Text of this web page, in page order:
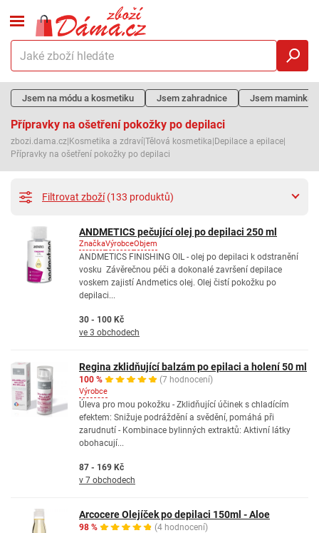
Jsem na módu a kosmetiku Jsem zahradnice Jsem maminka
Přípravky na ošetření pokožky po depilaci
zbozi.dama.cz Kosmetika a zdraví Tělová kosmetika Depilace a epilace
Přípravky na ošetření pokožky po depilaci
ANDMETICS pečující olej po depilaci 250 ml
ZnačkaVýrobceObjem
ANDMETICS FINISHING OIL - olej po depilaci k odstranění
vosku Závěrečnou péči a dokonalé završení depilace
voskem zajistí Andmetics olej. Olej čistí pokožku po
depilaci...
30 - 100 Kč
ve 3 obchodech
Regina zklidňující balzám po epilaci a holení 50 ml
100 % (7 hodnocení)
Výrobce
Úleva pro mou pokožku - Zklidňující účinek s chladícím
efektem: Snižuje podráždění a svědění, pomáhá při
zarudnutí - Kombinace bylinných extraktů: Aktivní látky
obohacují...
87 - 169 Kč
v 7 obchodech
Arcocere Olejíček po depilaci 150ml - Aloe
98 % (4 hodnocení)
Filtrovat zboží (133 produktů)